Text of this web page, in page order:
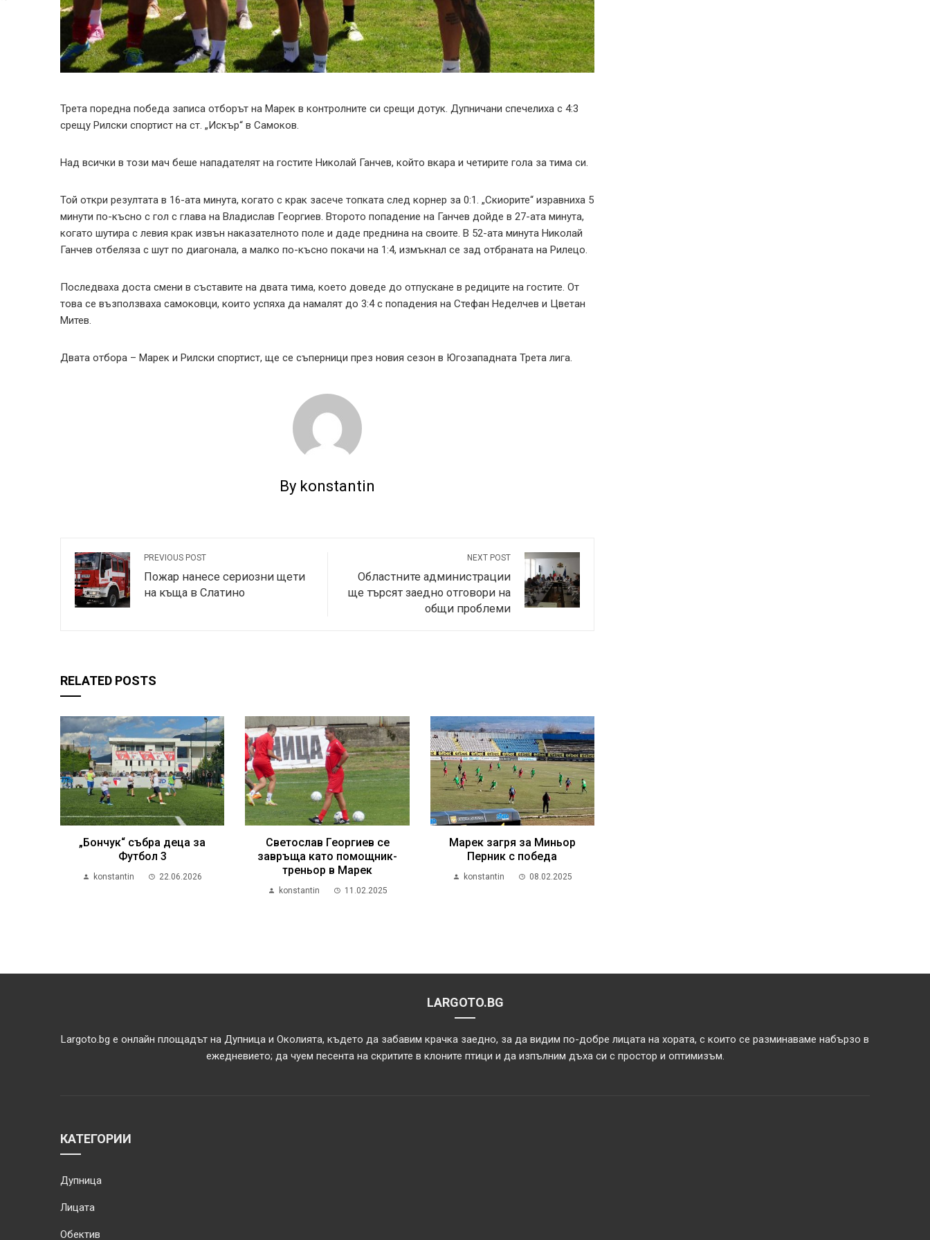
Трета поредна победа записа отборът на Марек в контролните си срещи дотук. Дупничани спечелиха с 4:3
срещу Рилски спортист на ст. „Искър“ в Самоков.
Над всички в този мач беше нападателят на гостите Николай Ганчев, който вкара и четирите гола за тима си.
Той откри резултата в 16-ата минута, когато с крак засече топката след корнер за 0:1. „Скиорите“ изравниха 5
минути по-късно с гол с глава на Владислав Георгиев. Второто попадение на Ганчев дойде в 27-ата минута,
когато шутира с левия крак извън наказателното поле и даде преднина на своите. В 52-ата минута Николай
Ганчев отбеляза с шут по диагонала, а малко по-късно покачи на 1:4, измъкнал се зад отбраната на Рилецо.
Последваха доста смени в съставите на двата тима, което доведе до отпускане в редиците на гостите. От
това се възползваха самоковци, които успяха да намалят до 3:4 с попадения на Стефан Неделчев и Цветан
Митев.
Двата отбора – Марек и Рилски спортист, ще се съперници през новия сезон в Югозападната Трета лига.
By konstantin
PREVIOUS POST
Пожар нанесе сериозни щети
на къща в Слатино
NEXT POST
Областните администрации
ще търсят заедно отговори на
общи проблеми
RELATED POSTS
„Бончук“ събра деца за
Футбол 3
konstantin 22.06.2026
Светослав Георгиев се
завръща като помощник-
треньор в Марек
konstantin 11.02.2025
Марек загря за Миньор
Перник с победа
konstantin 08.02.2025
LARGOTO.BG
Largoto.bg е онлайн площадът на Дупница и Околията, където да забавим крачка заедно, за да видим по-добре лицата на хората, с които се разминаваме набързо в
ежедневието; да чуем песента на скритите в клоните птици и да изпълним дъха си с простор и оптимизъм.
КАТЕГОРИИ
Дупница
Лицата
Обектив